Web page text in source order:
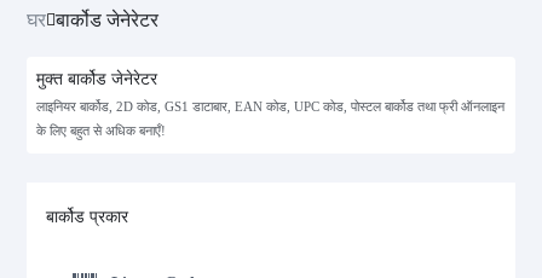
घर बार्कोड जेनेरेटर
मुक्त बार्कोड जेनेरेटर
लाइनियर बार्कोड, 2D कोड, GS1 डाटाबार, EAN कोड, UPC कोड, पोस्टल बार्कोड तथा फ्री ऑनलाइन
के लिए बहुत से अधिक बनाएँ!
बार्कोड प्रकार